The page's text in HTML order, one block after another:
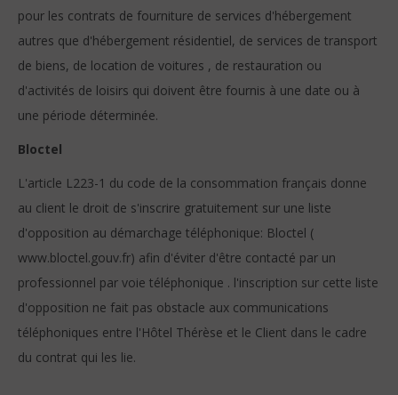
pour les contrats de fourniture de services d'hébergement
autres que d'hébergement résidentiel, de services de transport
de biens, de location de voitures , de restauration ou
d'activités de loisirs qui doivent être fournis à une date ou à
une période déterminée.
Bloctel
L'article L223-1 du code de la consommation français donne
au client le droit de s'inscrire gratuitement sur une liste
d'opposition au démarchage téléphonique: Bloctel (
www.bloctel.gouv.fr) afin d'éviter d'être contacté par un
professionnel par voie téléphonique . l'inscription sur cette liste
d'opposition ne fait pas obstacle aux communications
téléphoniques entre l'Hôtel Thérèse et le Client dans le cadre
du contrat qui les lie.